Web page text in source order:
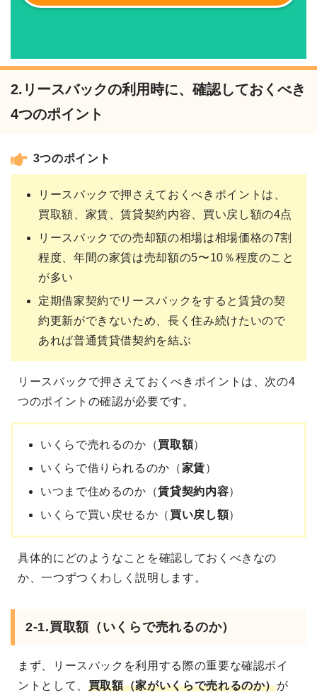
2.リースバックの利用時に、確認しておくべき
4つのポイント
3つのポイント
リースバックで押さえておくべきポイントは、
買取額、家賃、賃貸契約内容、買い戻し額の4点
リースバックでの売却額の相場は相場価格の7割
程度、年間の家賃は売却額の5〜10％程度のこと
が多い
定期借家契約でリースバックをすると賃貸の契
約更新ができないため、長く住み続けたいので
あれば普通賃貸借契約を結ぶ
リースバックで押さえておくべきポイントは、次の4
つのポイントの確認が必要です。
いくらで売れるのか（買取額）
いくらで借りられるのか（家賃）
いつまで住めるのか（賃貸契約内容）
いくらで買い戻せるか（ 買い戻し額）
具体的にどのようなことを確認しておくべきなの
か、一つずつくわしく説明します。
2-1.買取額（いくらで売れるのか）
まず、リースバックを利用する際の重要な確認ポイ
ントとして、 買取額（家がいくらで売れるのか）が